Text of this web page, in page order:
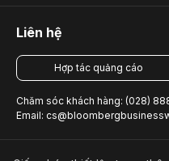
Liên hệ
Hợp tác quảng cáo
Chăm sóc khách hàng: (028)
Email: